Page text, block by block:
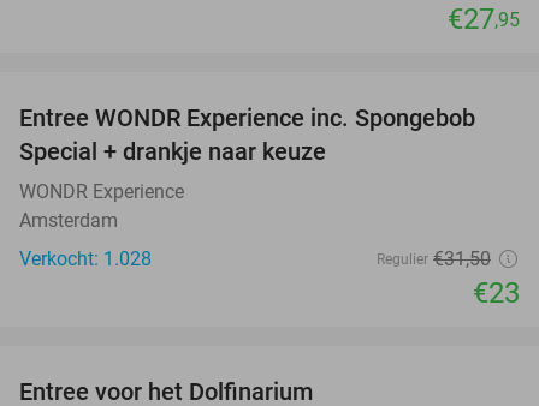
€27,95
27%
Entree WONDR Experience inc. Spongebob
Special + drankje naar keuze
WONDR Experience
Amsterdam
Verkocht: 1.028
Regulier €31,50
€23
Entree voor het Dolfinarium